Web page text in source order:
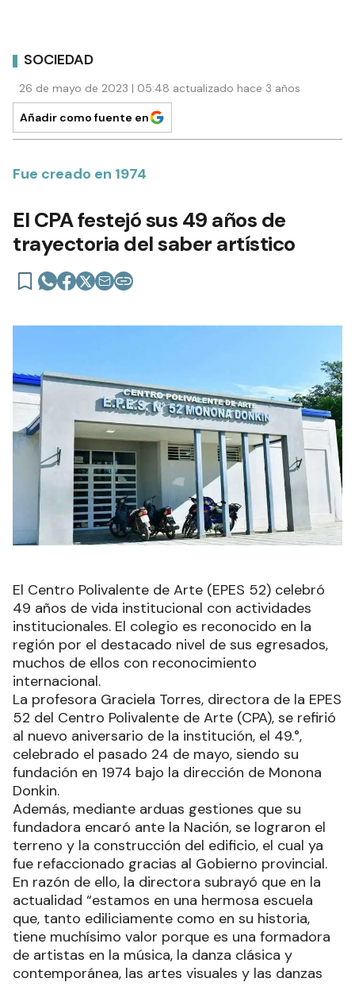
SOCIEDAD
26 de mayo de 2023 | 05:48 actualizado hace 3 años
Añadir como fuente en
Fue creado en 1974
El CPA festejó sus 49 años de
trayectoria del saber artístico
El Centro Polivalente de Arte (EPES 52) celebró
49 años de vida institucional con actividades
institucionales. El colegio es reconocido en la
región por el destacado nivel de sus egresados,
muchos de ellos con reconocimiento
internacional.
La profesora Graciela Torres, directora de la EPES
52 del Centro Polivalente de Arte (CPA), se refirió
al nuevo aniversario de la institución, el 49.°,
celebrado el pasado 24 de mayo, siendo su
fundación en 1974 bajo la dirección de Monona
Donkin.
Además, mediante arduas gestiones que su
fundadora encaró ante la Nación, se lograron el
terreno y la construcción del edificio, el cual ya
fue refaccionado gracias al Gobierno provincial.
En razón de ello, la directora subrayó que en la
actualidad “estamos en una hermosa escuela
que, tanto ediliciamente como en su historia,
tiene muchísimo valor porque es una formadora
de artistas en la música, la danza clásica y
contemporánea, las artes visuales y las danzas